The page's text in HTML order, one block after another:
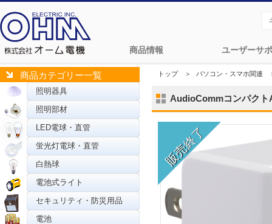
商品情報 ユーザーサ
商品カテゴリー一覧
照明器具
照明部材
LED電球・直管
蛍光灯電球・直管
白熱球
電池式ライト
セキュリティ・防災用品
電池
トップ＞ パソコン・スマホ関連
AudioCommコンパクト